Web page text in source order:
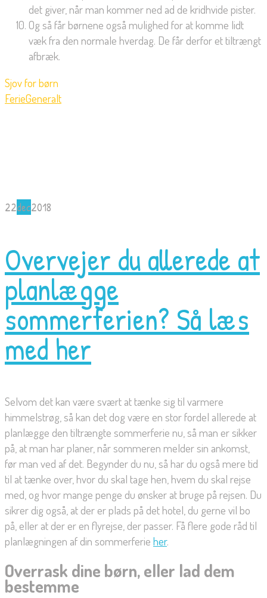
det giver, når man kommer ned ad de kridhvide pister.
Og så får børnene også mulighed for at komme lidt
væk fra den normale hverdag. De får derfor et tiltrængt
afbræk.
Sjov for børn
FerieGeneralt
22dec2018
Overvejer du allerede at
planlægge
sommerferien? Så læs
med her
Selvom det kan være svært at tænke sig til varmere
himmelstrøg, så kan det dog være en stor fordel allerede at
planlægge den tiltrængte sommerferie nu, så man er sikker
på, at man har planer, når sommeren melder sin ankomst,
før man ved af det. Begynder du nu, så har du også mere tid
til at tænke over, hvor du skal tage hen, hvem du skal rejse
med, og hvor mange penge du ønsker at bruge på rejsen. Du
sikrer dig også, at der er plads på det hotel, du gerne vil bo
på, eller at der er en flyrejse, der passer. Få flere gode råd til
planlægningen af din sommerferie her.
Overrask dine børn, eller lad dem
bestemme